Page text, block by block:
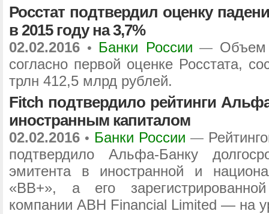
Росстат подтвердил оценку
в 2015 году на 3,7%
02.02.2016 • Банки России — Объем
согласно первой оценке Росстата,
трлн 412,5 млрд рублей.
Fitch подтвердило рейтинги
иностранным капиталом
02.02.2016 • Банки России —
подтвердило Альфа-Банку
эмитента в иностранной и
«BB+», а его
компании ABH Financial Limited — на